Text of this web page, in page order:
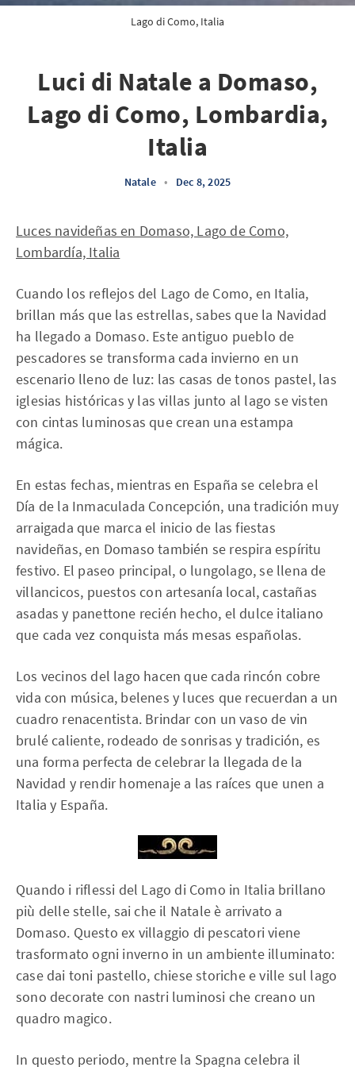
Lago di Como, Italia
Luci di Natale a Domaso,
Lago di Como, Lombardia,
Italia
Natale • Dec 8, 2025
Luces navideñas en Domaso, Lago de Como,
Lombardía, Italia
Cuando los reflejos del Lago de Como, en Italia,
brillan más que las estrellas, sabes que la Navidad
ha llegado a Domaso. Este antiguo pueblo de
pescadores se transforma cada invierno en un
escenario lleno de luz: las casas de tonos pastel, las
iglesias históricas y las villas junto al lago se visten
con cintas luminosas que crean una estampa
mágica.
En estas fechas, mientras en España se celebra el
Día de la Inmaculada Concepción, una tradición muy
arraigada que marca el inicio de las fiestas
navideñas, en Domaso también se respira espíritu
festivo. El paseo principal, o lungolago, se llena de
villancicos, puestos con artesanía local, castañas
asadas y panettone recién hecho, el dulce italiano
que cada vez conquista más mesas españolas.
Los vecinos del lago hacen que cada rincón cobre
vida con música, belenes y luces que recuerdan a un
cuadro renacentista. Brindar con un vaso de vin
brulé caliente, rodeado de sonrisas y tradición, es
una forma perfecta de celebrar la llegada de la
Navidad y rendir homenaje a las raíces que unen a
Italia y España.
Quando i riflessi del Lago di Como in Italia brillano
più delle stelle, sai che il Natale è arrivato a
Domaso. Questo ex villaggio di pescatori viene
trasformato ogni inverno in un ambiente illuminato:
case dai toni pastello, chiese storiche e ville sul lago
sono decorate con nastri luminosi che creano un
quadro magico.
In questo periodo, mentre la Spagna celebra il